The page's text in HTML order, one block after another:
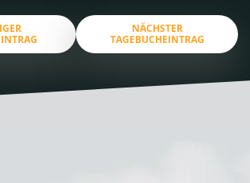
NÄCHSTER
TAGEBUCHEINTRAG